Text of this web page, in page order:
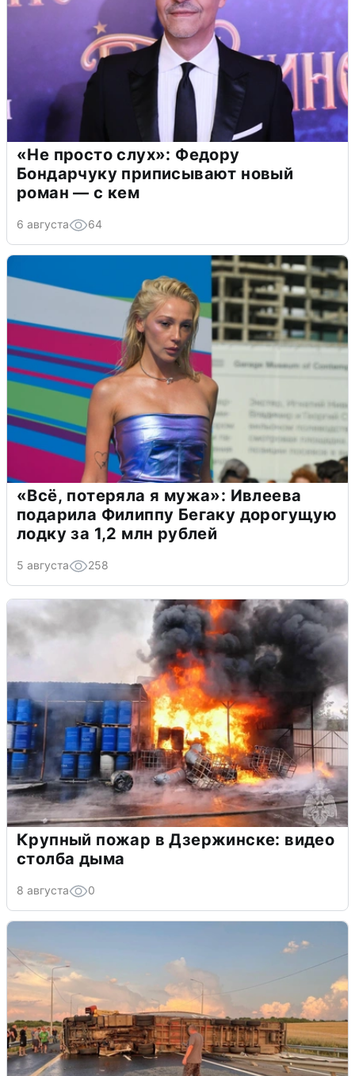
«Не просто слух»: Федору
Бондарчуку приписывают новый
роман — с кем
6 августа 64
«Всё, потеряла я мужа»: Ивлеева
подарила Филиппу Бегаку дорогущую
лодку за 1,2 млн рублей
5 августа 258
Крупный пожар в Дзержинске: видео
столба дыма
8 августа 0